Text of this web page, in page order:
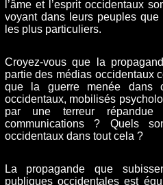
l’âme et l’esprit occidentaux
voyant dans leurs peuples
les plus particuliers.
Croyez-vous que la
partie des médias occidentaux
que la guerre menée dans
occidentaux, mobilisés
par une terreur
communications ? Quels
occidentaux dans tout cela ?
La propagande que
publiques occidentales est